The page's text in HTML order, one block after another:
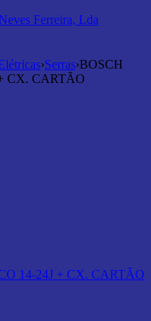
›Serras›BOSCH
CX. CARTÃO